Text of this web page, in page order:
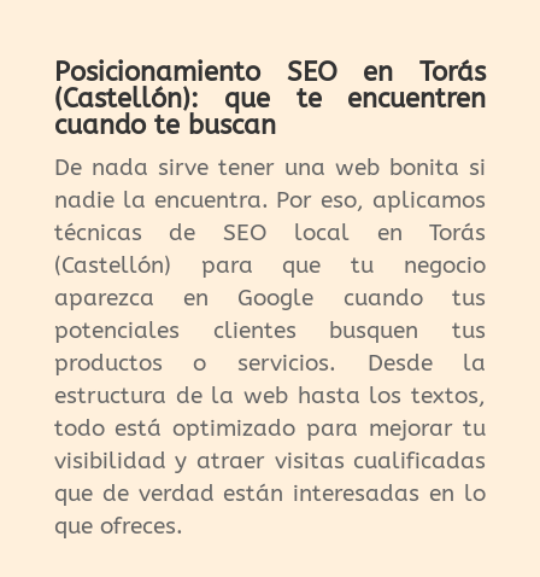
Posicionamiento SEO en Torás
(Castellón): que te encuentren
cuando te buscan
De nada sirve tener una web bonita si
nadie la encuentra. Por eso, aplicamos
técnicas de SEO local en Torás
(Castellón) para que tu negocio
aparezca en Google cuando tus
potenciales clientes busquen tus
productos o servicios. Desde la
estructura de la web hasta los textos,
todo está optimizado para mejorar tu
visibilidad y atraer visitas cualificadas
que de verdad están interesadas en lo
que ofreces.